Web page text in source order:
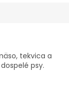
tekvica a
psy.